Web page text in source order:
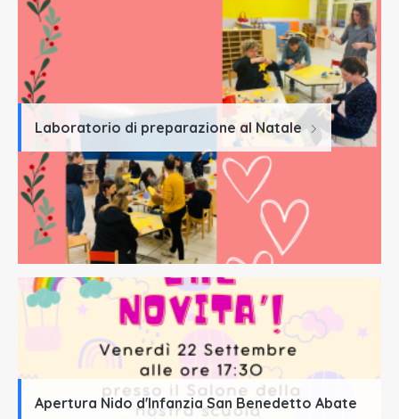
Laboratorio di preparazione al Natale
Apertura Nido d'Infanzia San Benedetto Abate